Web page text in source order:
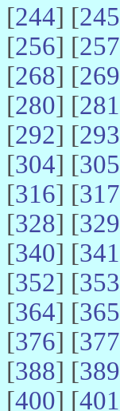
[244] [245
[256] [257
[268] [269
[280] [281
[292] [293
[304] [305
[316] [317
[328] [329
[340] [341
[352] [353
[364] [365
[376] [377
[388] [389
[400] [401